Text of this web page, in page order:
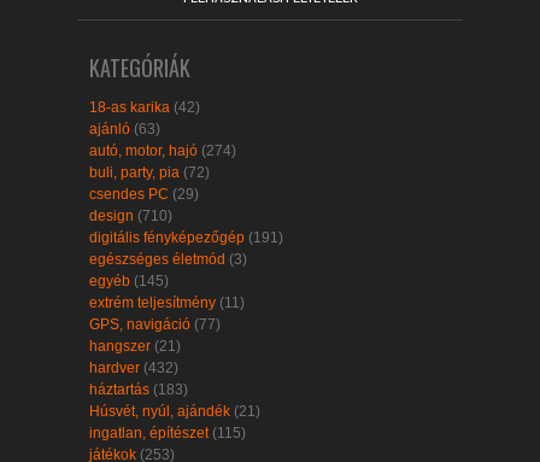
KATEGÓRIÁK
18-as karika (42)
ajánló (63)
autó, motor, hajó (274)
buli, party, pia (72)
csendes PC (29)
design (710)
digitális fényképezőgép (191)
egészséges életmód (3)
egyéb (145)
extrém teljesítmény (11)
GPS, navigáció (77)
hangszer (21)
hardver (432)
háztartás (183)
Húsvét, nyúl, ajándék (21)
ingatlan, építészet(115)
játékok (253)